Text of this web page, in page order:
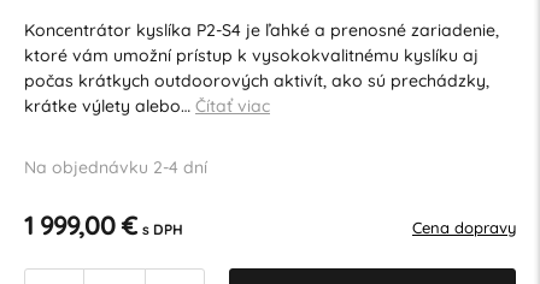
Koncentrátor kyslíka P2-S4 je ľahké a prenosné zariadenie,
ktoré vám umožní prístup k vysokokvalitnému kyslíku aj
počas krátkych outdoorových aktivít, ako sú prechádzky,
krátke výlety alebo… Čítať viac
Na objednávku 2-4 dní
1 999,00 € s DPH Cena dopravy